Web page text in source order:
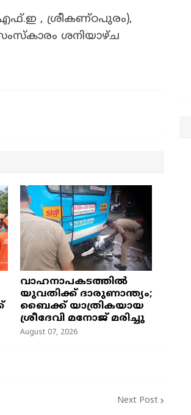
, ശ്രീകണ്ഠപുരം),
ശനിയാഴ്ച
വാഹനാപകടത്തിൽ
യുവതിക്ക് ദാരുണാന്ത്യം;
ബൈക്ക് യാത്രികയായ
ശ്രീദേവി മനോജ് മരിച്ചു
August 07, 2026
Next Post